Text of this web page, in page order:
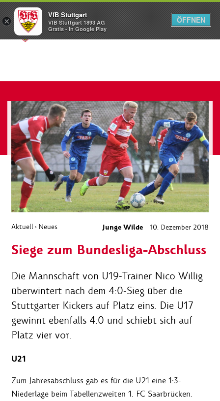
Menü
Aktuell › Neues Junge Wilde 10. Dezember 2018
Siege zum Bundesliga-Abschluss
Die Mannschaft von U19-Trainer Nico Willig
überwintert nach dem 4:0-Sieg über die
Stuttgarter Kickers auf Platz eins. Die U17
gewinnt ebenfalls 4:0 und schiebt sich auf
Platz vier vor.
U21
Zum Jahresabschluss gab es für die U21 eine 1:3-
Niederlage beim Tabellenzweiten 1. FC Saarbrücken.
×
VfB Stuttgart
VfB Stuttgart 1893 AG
Gratis - In Google Play
ÖFFNEN